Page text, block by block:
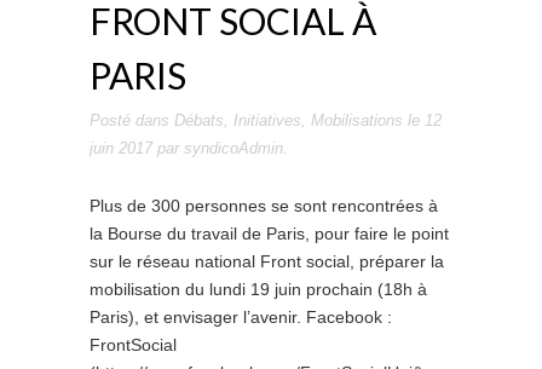
FRONT SOCIAL À
PARIS
Posté dans Débats, Initiatives, Mobilisations le 12
juin 2017par syndicoAdmin.
Plus de 300 personnes se sont rencontrées à
la Bourse du travail de Paris, pour faire le point
sur le réseau national Front social, préparer la
mobilisation du lundi 19 juin prochain (18h à
Paris), et envisager l’avenir. Facebook :
FrontSocial